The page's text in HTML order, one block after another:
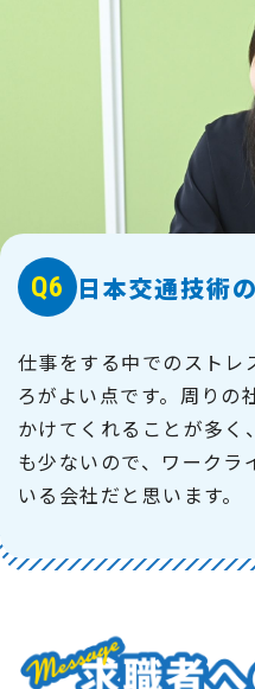
Q6 日本交通技術
仕事をする中でのストレ
ろがよい点です。周りの
かけてくれることが多く
も少ないので、ワークラ
いる会社だと思います。